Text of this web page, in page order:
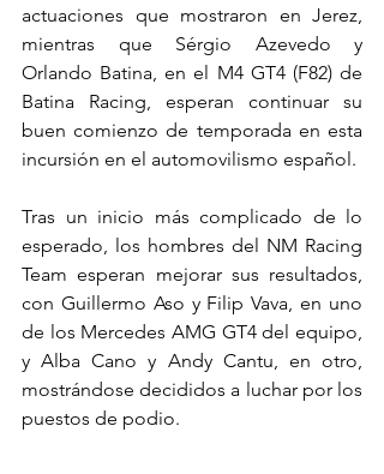
actuaciones que mostraron en Jerez,
mientras que Sérgio Azevedo y
Orlando Batina, en el M4 GT4 (F82) de
Batina Racing, esperan continuar su
buen comienzo de temporada en esta
incursión en el automovilismo español.
Tras un inicio más complicado de lo
esperado, los hombres del NM Racing
Team esperan mejorar sus resultados,
con Guillermo Aso y Filip Vava, en uno
de los Mercedes AMG GT4 del equipo,
y Alba Cano y Andy Cantu, en otro,
mostrándose decididos a luchar por los
puestos de podio.